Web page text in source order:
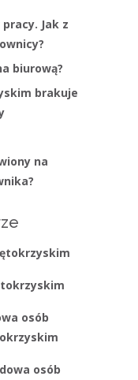
Jak z
biurową?
brakuje
na
osób
osób